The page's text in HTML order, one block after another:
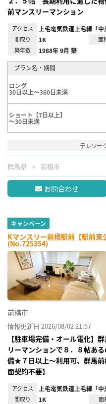
前マンスリーマンション
アクセス 上毛電気鉄道上毛線「中
間取り 1K 面
築年数 1988年 9月 築
プラン名・期間
ロング
30日以上～360日未満
ショート【7日以上】
～30日未満
テレワー
群馬県 前橋市
お問合わせ
キャンペーン
Kマンスリー前橋駅前【駅前東
(No.725354)
前橋市
情報更新日 2026/08/02 21:57
【駐車場完備・オール電化】
リーマンションで８．８帖あ
備★７日以上～利用可、群馬
面契約不要】
アクセス 上毛電気鉄道上毛線「
間取り 1K 面